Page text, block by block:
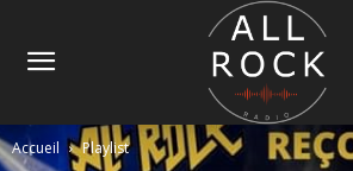
Accueil Playlist